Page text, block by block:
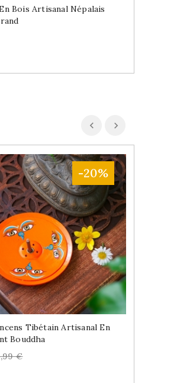
Bois Artisanal Népalais
-20%
Tibétain Artisanal En
Bouddha
€